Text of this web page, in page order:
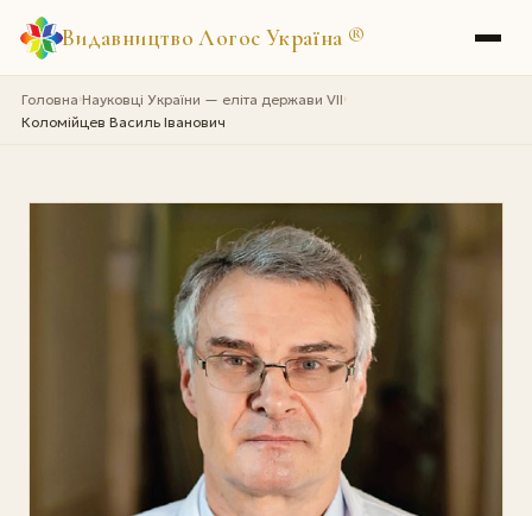
Видавництво Логос Україна ®
Головна›Науковці України — еліта держави VII›
Коломійцев Василь Іванович